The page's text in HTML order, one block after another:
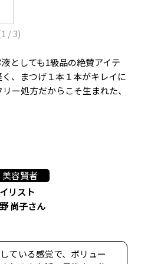
1 /3)
としても1級品の絶賛アイテ
、まつげ１本１本がキレイに
ー処方だからこそ生まれた、
美容賢者
リスト
尚子さん
ている感覚で、ボリュー